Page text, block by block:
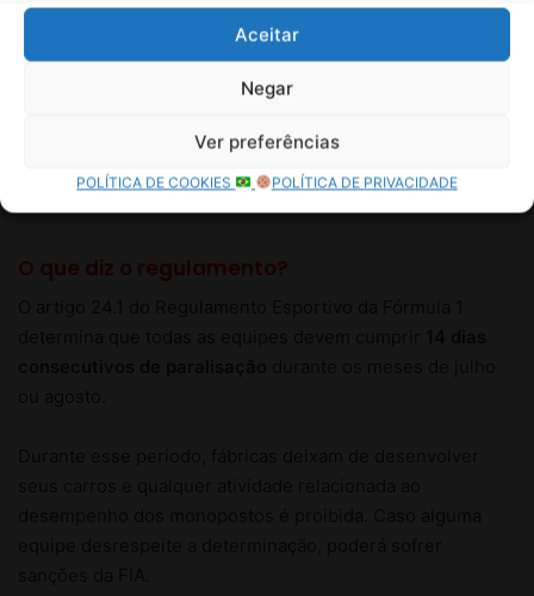
Aceitar
Negar
Ver preferências
POLÍTICA DE COOKIES POLÍTICA DE PRIVACIDADE